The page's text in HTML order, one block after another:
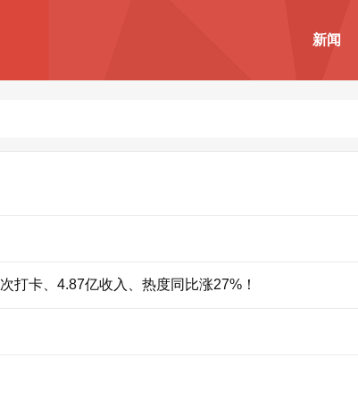
新闻
打卡、4.87亿收入、热度同比涨27%！